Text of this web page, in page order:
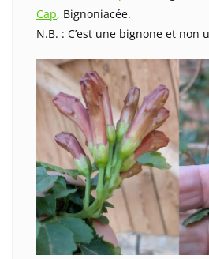
Cap, Bignoniacée.
N.B. : C’est une bignone et non